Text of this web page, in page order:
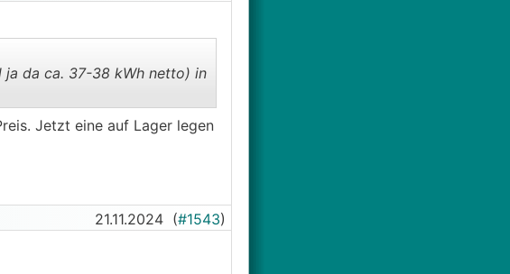
da ca. 37-38 kWh netto) in
Jetzt eine auf Lager legen
21.11.2024 (#1543)